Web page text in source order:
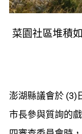
菜園社區堆積
澎湖縣議會於 (3)
市長參與質詢的